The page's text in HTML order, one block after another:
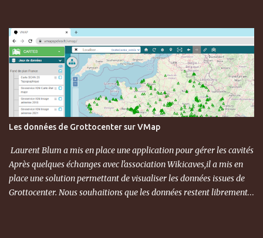
Les données de Grottocenter sur VMap
Laurent Blum a mis en place une application pour gérer les cavités
Après quelques échanges avec l'association Wikicaves,il a mis en
place une solution permettant de visualiser les données issues de
Grottocenter. Nous souhaitions que les données restent librement